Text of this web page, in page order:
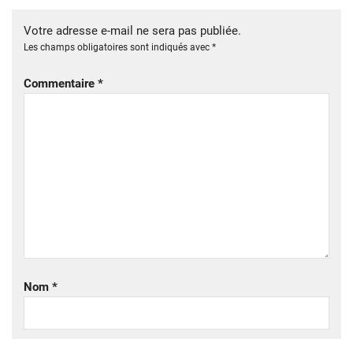
Votre adresse e-mail ne sera pas publiée.
Les champs obligatoires sont indiqués avec *
Commentaire *
Nom *